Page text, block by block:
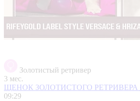
Золотистый ретривер
3 мес.
ЩЕНОК ЗОЛОТИСТОГО РЕТРИВЕРА
09:29